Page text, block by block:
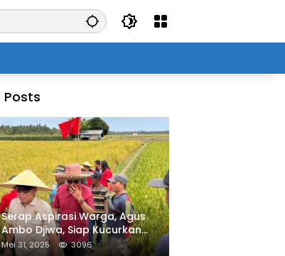
Posts
Serap Aspirasi Warga, Agus
Ambo Djiwa, Siap Kucurkan
Bantuan Pertanian di Kalukku
Mei 31, 2025 3096